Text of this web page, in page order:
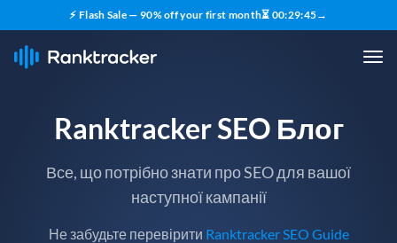
⚡ Flash Sale — 90% off your first month⏳ 00:29:44→
Ranktracker SEO Блог
Все, що потрібно знати про SEO для вашої
наступної кампанії
Не забудьте перевірити Ranktracker SEO Guide